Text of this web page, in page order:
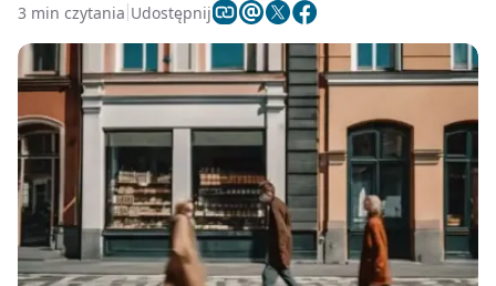
3 min czytania Udostępnij